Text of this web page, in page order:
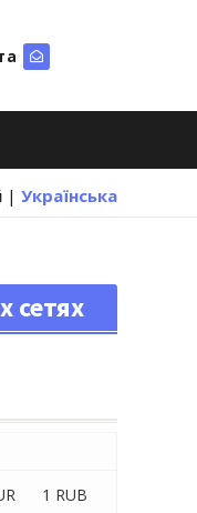
| Українська
сетях
1 RUB